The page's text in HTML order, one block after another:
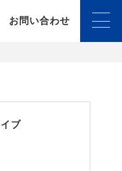
お問い合わせ
ブ